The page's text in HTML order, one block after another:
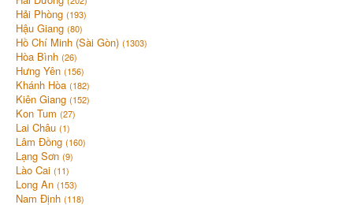
Hải Phòng (193)
Hậu Giang (80)
Hồ Chí Minh (Sài Gòn) (1303)
Hòa Bình (26)
Hưng Yên (156)
Khánh Hòa (182)
Kiên Giang (152)
Kon Tum (27)
Lai Châu (1)
Lâm Đồng (160)
Lạng Sơn (9)
Lào Cai (11)
Long An (153)
Nam Định (118)